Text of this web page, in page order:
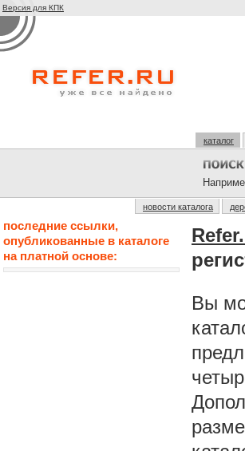
Версия для КПК
каталог
новости каталога
последние ссылки,
опубликованные в каталоге
на платной основе:
Вы